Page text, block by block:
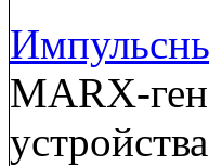
MARX-
устройства